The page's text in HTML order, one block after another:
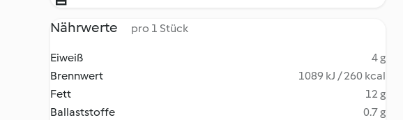
Nährwerte pro 1 Stück
Eiweiß
4 g
Brennwert
1089 kJ / 260 kcal
Fett
12 g
Ballaststoffe
0.7 g